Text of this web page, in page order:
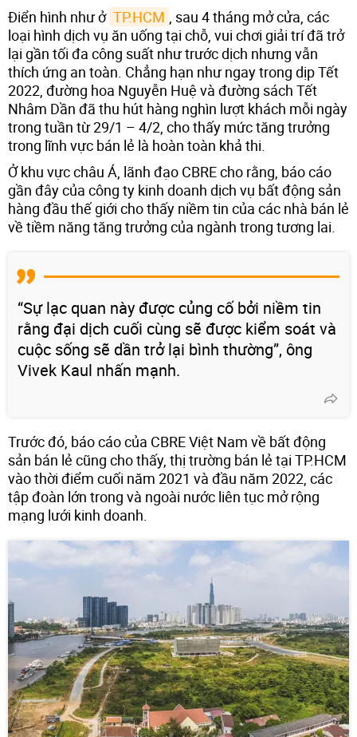
Điển hình như ở TP.HCM
, sau 4 tháng mở cửa, các
loại hình dịch vụ ăn uống tại chỗ, vui chơi giải trí đã trở
lại gần tối đa công suất như trước dịch nhưng vẫn
thích ứng an toàn. Chẳng hạn như ngay trong dịp Tết
2022, đường hoa Nguyễn Huệ và đường sách Tết
Nhâm Dần đã thu hút hàng nghìn lượt khách mỗi ngày
trong tuần từ 29/1 – 4/2, cho thấy mức tăng trưởng
trong lĩnh vực bán lẻ là hoàn toàn khả thi.
Ở khu vực châu Á, lãnh đạo CBRE cho rằng, báo cáo
gần đây của công ty kinh doanh dịch vụ bất động sản
hàng đầu thế giới cho thấy niềm tin của các nhà bán lẻ
về tiềm năng tăng trưởng của ngành trong tương lai.
“Sự lạc quan này được củng cố bởi niềm tin
rằng đại dịch cuối cùng sẽ được kiểm soát và
cuộc sống sẽ dần trở lại bình thường”, ông
Vivek Kaul nhấn mạnh.
Trước đó, báo cáo của CBRE Việt Nam về bất động
sản bán lẻ cũng cho thấy, thị trường bán lẻ tại TP.HCM
vào thời điểm cuối năm 2021 và đầu năm 2022, các
tập đoàn lớn trong và ngoài nước liên tục mở rộng
mạng lưới kinh doanh.